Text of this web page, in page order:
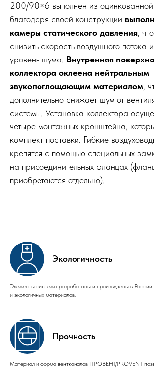
200/90×6 выполнен из оцинкованной
благодаря своей конструкции
камеры статического давления,
снизить скорость воздушного потока
уровень шума. Внутренняя
коллектора оклеена нейтральным
звукопоглощающим материалом,
дополнительно снижает шум от
системы. Установка коллектора
четыре монтажных кронштейна,
комплект поставки. Гибкие
крепятся с помощью специальных
на присоединительных фланцах
приобретаются отдельно).
Экологичность
Элементы системы разработаны и произведены в
и экологичных материалов.
Прочность
Материал и форма вентканалов ПРОВЕНТ/PROVENT